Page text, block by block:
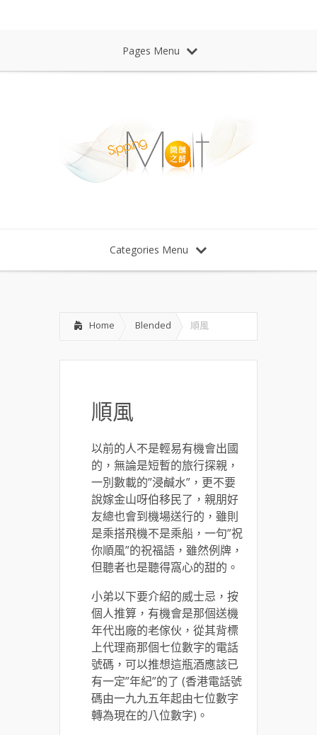
Pages Menu
Categories Menu
Home Blended 順風
順風
以前的人不是輕易有機會出國
的，無論是短暫的旅行探親，
一別數載的”浸鹹水”，更不要
說嫁金山呀伯移民了，親朋好
友總也會到機場送行的，雖則
是乘搭飛機不是乘船，一句”祝
你順風”的祝福語，雖然例牌，
但聽者也是聽得窩心的甜的。
小弟以下要介紹的威士忌，按
個人推算，有機會是那個送機
年代出廠的老傢伙，從其背標
上代理商那個七位數字的電話
號碼，可以推想這瓶酒應該已
有一定”年紀”的了 (香港電話號
碼由一九九五年起由七位數字
轉為現在的八位數字)。